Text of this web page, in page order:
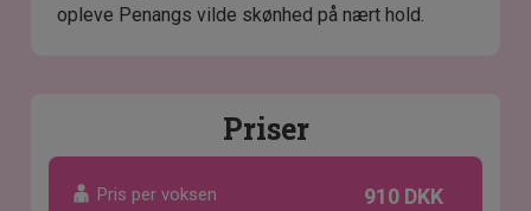
opleve Penangs vilde skønhed på nært hold.
Priser
Pris per voksen 910 DKK